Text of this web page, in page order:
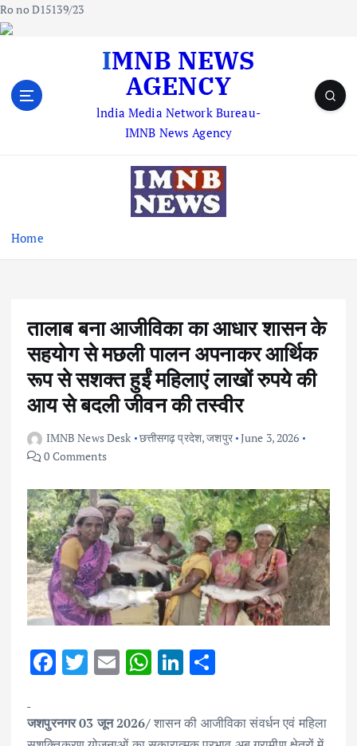
Ro no D15139/23
IMNB NEWS
AGENCY
lndia Media Network Bureau-
IMNB News Agency
Home
तालाब बना आजीविका का आधार शासन के
सहयोग से मछली पालन अपनाकर आर्थिक
रूप से सशक्त हुईं महिलाएं लाखों रुपये की
आय से बदली जीवन की तस्वीर
IMNB News Desk छत्तीसगढ़ प्रदेश,जशपुर June 3, 2026
0 Comments
F
e
b
T
it
te
E
ai
l
W
at
s
Li
k
e
ar
e
जशपुरनगर 03 जून 2026/शासन की आजीविका संवर्धन एवं महिला